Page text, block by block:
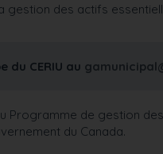
des actifs
CERIU au
de gestion
du Canada.